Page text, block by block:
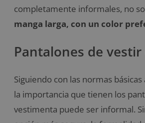
completamente informales, no
manga larga, con un color
Pantalones de
Siguiendo con las normas
la importancia que tienen los
vestimenta puede ser informal.